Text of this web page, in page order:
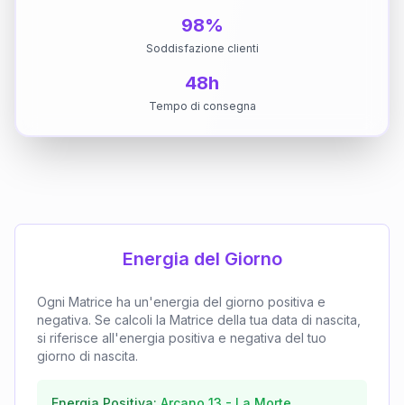
98%
Soddisfazione clienti
48h
Tempo di consegna
Energia del Giorno
Ogni Matrice ha un'energia del giorno positiva e
negativa. Se calcoli la Matrice della tua data di nascita,
si riferisce all'energia positiva e negativa del tuo
giorno di nascita.